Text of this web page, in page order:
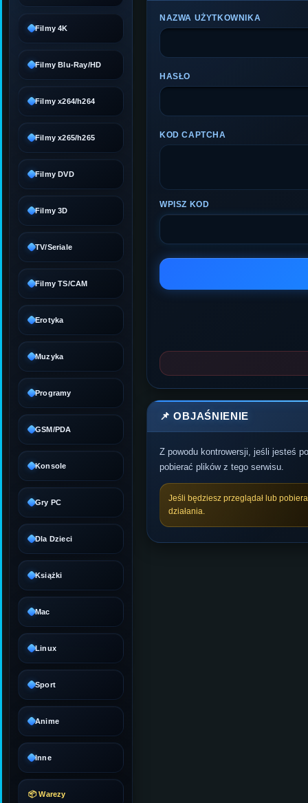
Filmy 4K
Filmy Blu-Ray/HD
Filmy x264/h264
Filmy x265/h265
Filmy DVD
Filmy 3D
TV/Seriale
Filmy TS/CAM
Erotyka
Muzyka
Programy
GSM/PDA
Konsole
Gry PC
Dla Dzieci
Książki
Mac
Linux
Sport
Anime
Inne
📦 Warezy
NAZWA UŻYTKOWNIKA
HASŁO
KOD CAPTCHA
WPISZ KOD
📌 OBJAŚNIENIE
Z powodu kontrowersji, jeśli jesteś
pobierać plików z tego serwisu.
Jeśli będziesz przeglądał lub
działania.